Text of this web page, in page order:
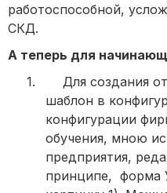
работоспособной,
СКД.
А теперь для
1.
Для создания
шаблон в
конфигурации
обучения, мною
предприятия,
принципе, форма